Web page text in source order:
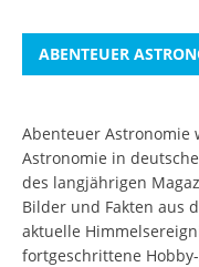
ABENTEUER
Abenteuer Astronomie
Astronomie in
des langjährigen
Bilder und Fakten aus
aktuelle
fortgeschrittene